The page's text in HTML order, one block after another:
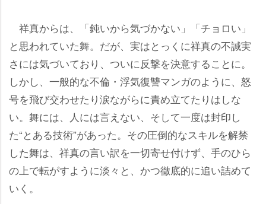
祥真からは、「鈍いから気づかない」「チョロい」
と思われていた舞。だが、実はとっくに祥真の不誠実
さには気づいており、ついに反撃を決意することに。
しかし、一般的な不倫・浮気復讐マンガのように、怒
号を飛び交わせたり涙ながらに責め立てたりはしな
い。舞には、人には言えない、そして一度は封印し
た“とある技術”があった。その圧倒的なスキルを解禁
した舞は、祥真の言い訳を一切寄せ付けず、手のひら
の上で転がすように淡々と、かつ徹底的に追い詰めて
いく。